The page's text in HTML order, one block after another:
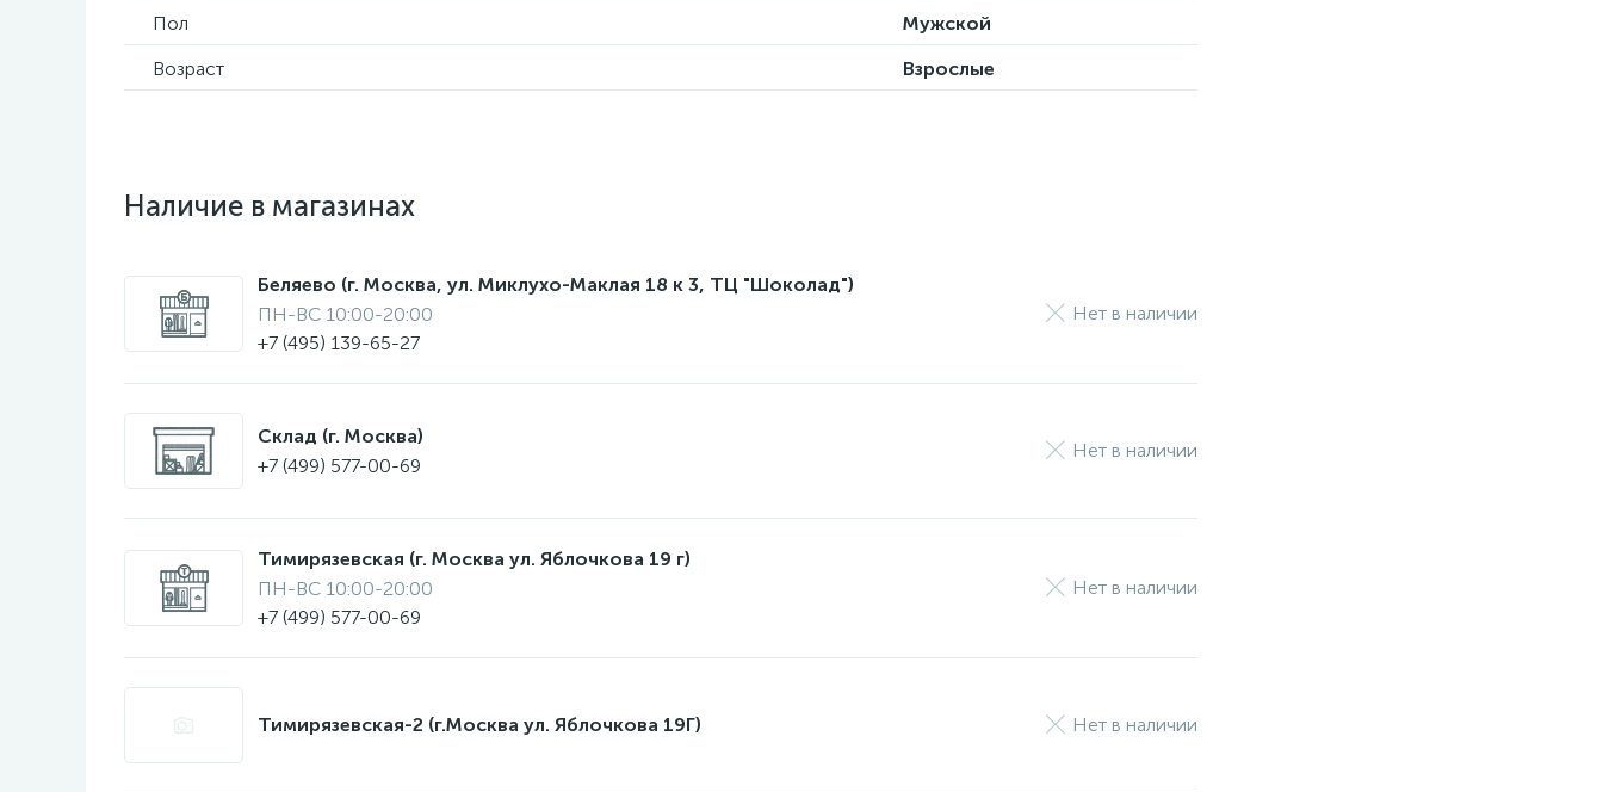
Пол
Мужской
Возраст
Взрослые
Наличие в магазинах
Беляево (г. Москва, ул. Миклухо-Маклая 18 к 3, ТЦ "Шоколад")
ПН-ВС 10:00-20:00
+7 (495) 139-65-27
Нет в наличии
Склад (г. Москва)
+7 (499) 577-00-69
Нет в наличии
Тимирязевская (г. Москва ул. Яблочкова 19 г)
ПН-ВС 10:00-20:00
+7 (499) 577-00-69
Нет в наличии
Тимирязевская-2 (г.Москва ул. Яблочкова 19Г) Нет в наличии